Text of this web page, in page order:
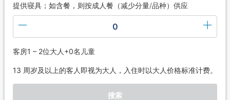
提供寝具；如含餐，则按成人餐（减少分量/品种）供应
0
客房1 – 2位大人+0名儿童
13 周岁及以上的客人即视为大人，入住时以大人价格标准计费。
搜索